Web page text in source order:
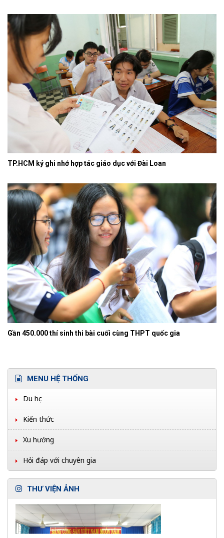
TP.HCM ký ghi nhớ hợp tác giáo dục với Đài Loan
Gần 450.000 thí sinh thi bài cuối cùng THPT quốc gia
MENU HỆ THỐNG
Du học
Kiến thức
Xu hướng
Hỏi đáp với chuyên gia
THƯ VIỆN ẢNH